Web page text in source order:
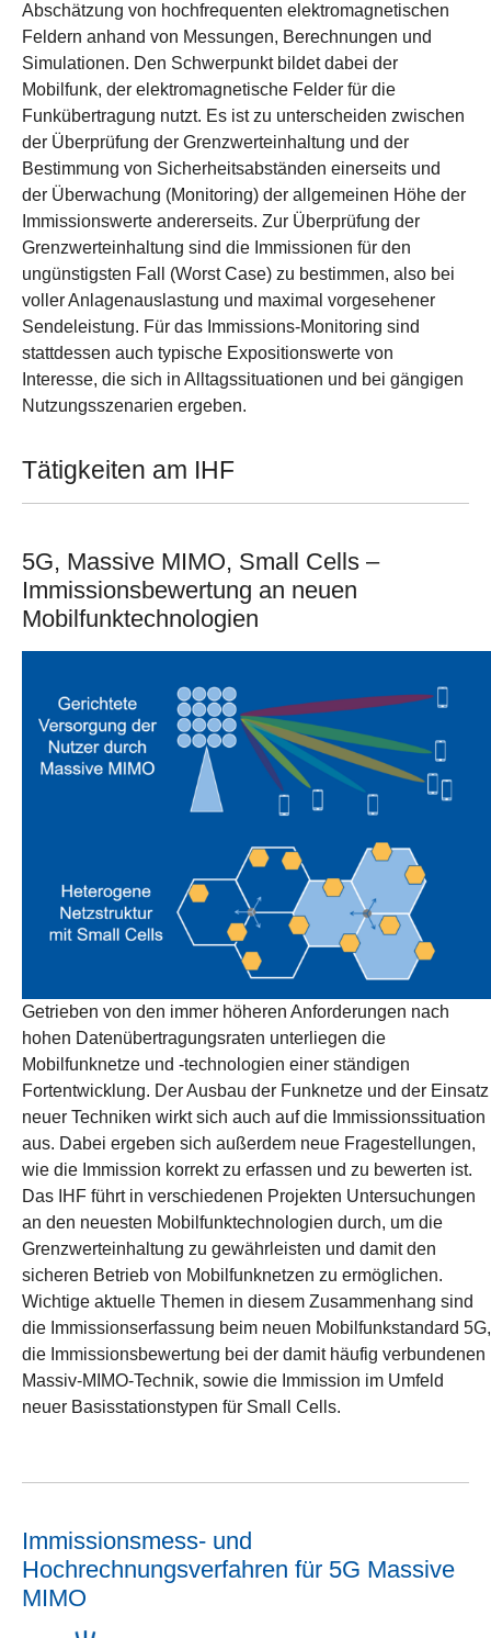
Abschätzung von hochfrequenten elektromagnetischen
Feldern anhand von Messungen, Berechnungen und
Simulationen. Den Schwerpunkt bildet dabei der
Mobilfunk, der elektromagnetische Felder für die
Funkübertragung nutzt. Es ist zu unterscheiden zwischen
der Überprüfung der Grenzwerteinhaltung und der
Bestimmung von Sicherheitsabständen einerseits und
der Überwachung (Monitoring) der allgemeinen Höhe der
Immissionswerte andererseits. Zur Überprüfung der
Grenzwerteinhaltung sind die Immissionen für den
ungünstigsten Fall (Worst Case) zu bestimmen, also bei
voller Anlagenauslastung und maximal vorgesehener
Sendeleistung. Für das Immissions-Monitoring sind
stattdessen auch typische Expositionswerte von
Interesse, die sich in Alltagssituationen und bei gängigen
Nutzungsszenarien ergeben.
Tätigkeiten am IHF
5G, Massive MIMO, Small Cells –
Immissionsbewertung an neuen
Mobilfunktechnologien
Getrieben von den immer höheren Anforderungen nach
hohen Datenübertragungsraten unterliegen die
Mobilfunknetze und -technologien einer ständigen
Fortentwicklung. Der Ausbau der Funknetze und der Einsatz
neuer Techniken wirkt sich auch auf die Immissionssituation
aus. Dabei ergeben sich außerdem neue Fragestellungen,
wie die Immission korrekt zu erfassen und zu bewerten ist.
Das IHF führt in verschiedenen Projekten Untersuchungen
an den neuesten Mobilfunktechnologien durch, um die
Grenzwerteinhaltung zu gewährleisten und damit den
sicheren Betrieb von Mobilfunknetzen zu ermöglichen.
Wichtige aktuelle Themen in diesem Zusammenhang sind
die Immissionserfassung beim neuen Mobilfunkstandard 5G,
die Immissionsbewertung bei der damit häufig verbundenen
Massiv-MIMO-Technik, sowie die Immission im Umfeld
neuer Basisstationstypen für Small Cells.
Immissionsmess- und
Hochrechnungsverfahren für 5G Massive
MIMO